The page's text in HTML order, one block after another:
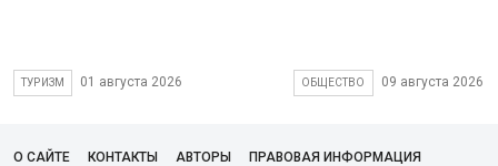
ТУРИЗМ 01 августа 2026 ОБЩЕСТВО 09 августа 2026
О САЙТЕ КОНТАКТЫ АВТОРЫ ПРАВОВАЯ ИНФОРМАЦИЯ